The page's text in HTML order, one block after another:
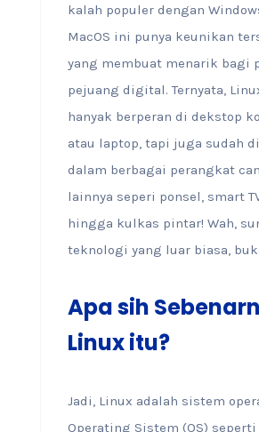
kalah populer dengan
MacOS ini punya keunikan
yang membuat menarik bagi
pejuang digital. Ternyata,
hanyak berperan di dekstop
atau laptop, tapi juga sudah
dalam berbagai perangkat
lainnya seperi ponsel, smart
hingga kulkas pintar! Wah,
teknologi yang luar biasa,
Apa sih
Linux itu?
Jadi, Linux adalah sistem
Operating Sistem (OS) seperti